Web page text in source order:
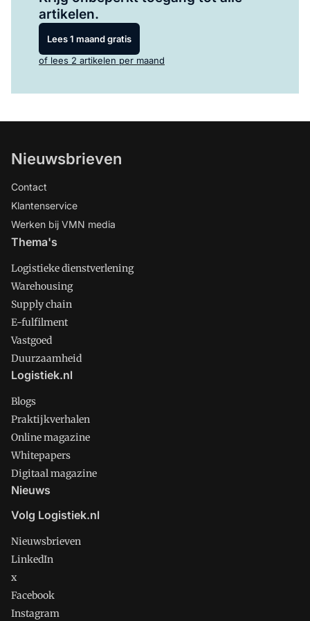
artikelen.
Lees 1 maand gratis
of lees 2 artikelen per maand
Nieuwsbrieven
Contact
Klantenservice
Werken bij VMN media
Thema's
Logistieke dienstverlening
Warehousing
Supply chain
E-fulfilment
Vastgoed
Duurzaamheid
Logistiek.nl
Blogs
Praktijkverhalen
Online magazine
Whitepapers
Digitaal magazine
Nieuws
Volg Logistiek.nl
Nieuwsbrieven
LinkedIn
x
Facebook
Instagram